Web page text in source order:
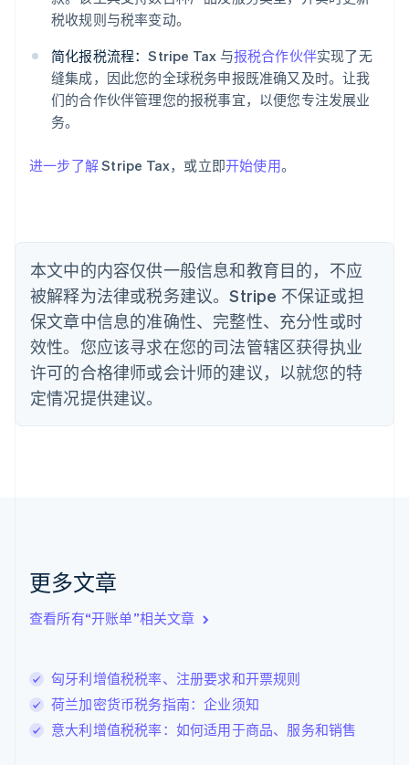
税收规则与税率变动。
简化报税流程：Stripe Tax 与报税合作伙伴实现了无
缝集成，因此您的全球税务申报既准确又及时。让我
们的合作伙伴管理您的报税事宜，以便您专注发展业
务。
进一步了解Stripe Tax，或立即开始使用。
本文中的内容仅供一般信息和教育目的，不应
被解释为法律或税务建议。Stripe 不保证或担
保文章中信息的准确性、完整性、充分性或时
效性。您应该寻求在您的司法管辖区获得执业
许可的合格律师或会计师的建议，以就您的特
定情况提供建议。
更多文章
查看所有“开账单”相关文章
匈牙利增值税税率、注册要求和开票规则
荷兰加密货币税务指南：企业须知
意大利增值税税率：如何适用于商品、服务和销售
English
English
奥地利
Deutsch English
澳大利亚
English
PortuguêsEnglish
English
丹麦
English
德国
DeutschEnglish
法国
FrançaisEnglish
芬兰
EnglishSvenska
English Italiano
拉脱维亚
立陶宛
DeutschEnglish
卢森堡
Français DeutschEnglish
罗马尼亚